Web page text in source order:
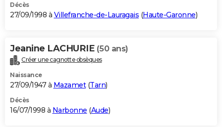
Décès
27/09/1998 à Villefranche-de-Lauragais (Haute-Garonne)
Jeanine LACHURIE (50 ans)
Créer une cagnotte obsèques
Naissance
27/09/1947 à Mazamet(Tarn)
Décès
16/07/1998 à Narbonne (Aude)